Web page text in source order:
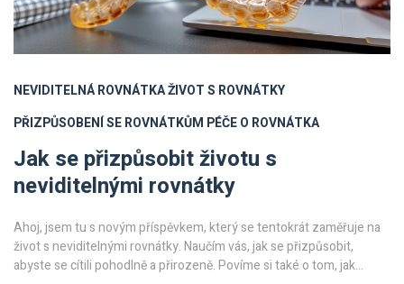
NEVIDITELNÁ ROVNÁTKAŽIVOT S ROVNÁTKY
PŘIZPŮSOBENÍ SE ROVNÁTKŮM PÉČE O ROVNÁTKA
Jak se přizpůsobit životu s
neviditelnými rovnátky
Ahoj, jsem tu s novým příspěvkem, který se tentokrát zaměřuje na
život s neviditelnými rovnátky. Naučím vás, jak se přizpůsobit,
abyste se cítili pohodlně a přirozeně. Povíme si také o tom, jak